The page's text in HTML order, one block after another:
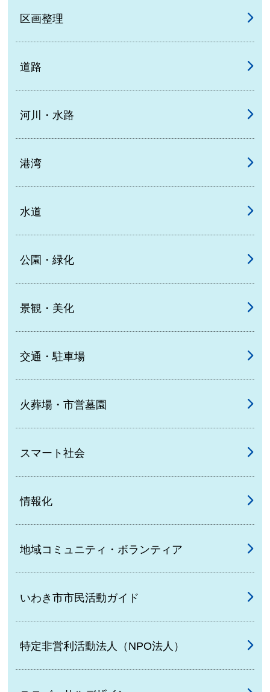
区画整理
道路
河川・水路
港湾
水道
公園・緑化
景観・美化
交通・駐車場
火葬場・市営墓園
スマート社会
情報化
地域コミュニティ・ボランティア
いわき市市民活動ガイド
特定非営利活動法人（NPO法人）